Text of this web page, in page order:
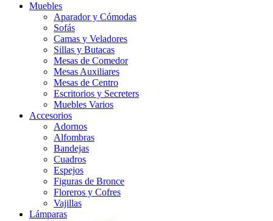
Muebles
Aparador y Cómodas
Sofás
Camas y Veladores
Sillas y Butacas
Mesas de Comedor
Mesas Auxiliares
Mesas de Centro
Escritorios y Secreters
Muebles Varios
Accesorios
Adornos
Alfombras
Bandejas
Cuadros
Espejos
Figuras de Bronce
Floreros y Cofres
Vajillas
Lámparas